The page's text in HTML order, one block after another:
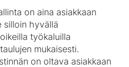
on aina asiakkaan
silloin hyvällä
työkaluilla
mukaisesti.
on oltava asiakkaan